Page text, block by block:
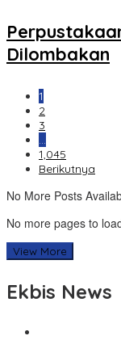
Dilombakan
1
2
3
…
1,045
Berikutnya
No More Posts
No more pages to
View More
Ekbis News